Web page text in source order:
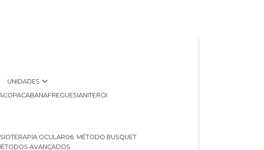
UNIDADES
COPACABANA FREGUESIA
NITERÓI
OCULAR
06. MÉTODO BUSQUET
AVANÇADOS